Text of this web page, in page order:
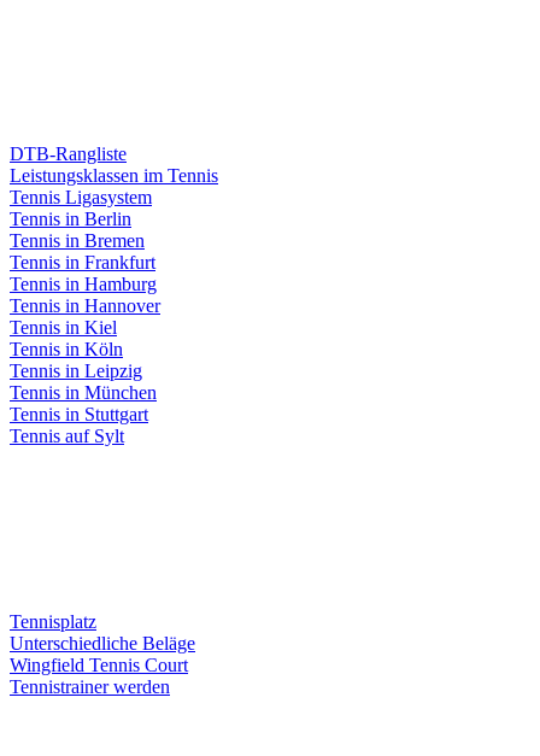
DTB-Rangliste
Leistungsklassen im Tennis
Tennis Ligasystem
Tennis in Berlin
Tennis in Bremen
Tennis in Frankfurt
Tennis in Hamburg
Tennis in Hannover
Tennis in Kiel
Tennis in Köln
Tennis in Leipzig
Tennis in München
Tennis in Stuttgart
Tennis auf Sylt
Tennisplatz
Unterschiedliche Beläge
Wingfield Tennis Court
Tennistrainer werden